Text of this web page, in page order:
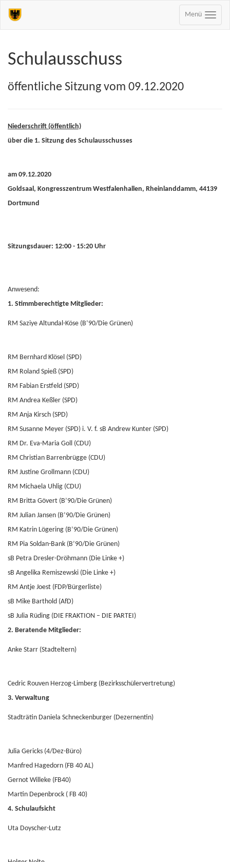
Menü
Schulausschuss
öffentliche Sitzung vom 09.12.2020
Niederschrift (öffentlich)
über die 1. Sitzung des Schulausschusses
am 09.12.2020
Goldsaal, Kongresszentrum Westfalenhallen, Rheinlanddamm, 44139
Dortmund
Sitzungsdauer: 12:00 - 15:20 Uhr
Anwesend:
1. Stimmberechtigte Mitglieder:
RM Saziye Altundal-Köse (B’90/Die Grünen)
RM Bernhard Klösel (SPD)
RM Roland Spieß (SPD)
RM Fabian Erstfeld (SPD)
RM Andrea Keßler (SPD)
RM Anja Kirsch (SPD)
RM Susanne Meyer (SPD) i. V. f. sB Andrew Kunter (SPD)
RM Dr. Eva-Maria Goll (CDU)
RM Christian Barrenbrügge (CDU)
RM Justine Grollmann (CDU)
RM Michaela Uhlig (CDU)
RM Britta Gövert (B’90/Die Grünen)
RM Julian Jansen (B’90/Die Grünen)
RM Katrin Lögering (B’90/Die Grünen)
RM Pia Soldan-Bank (B’90/Die Grünen)
sB Petra Dresler-Dröhmann (Die Linke +)
sB Angelika Remiszewski (Die Linke +)
RM Antje Joest (FDP/Bürgerliste)
sB Mike Barthold (AfD)
sB Julia Rüding (DIE FRAKTION – DIE PARTEI)
2. Beratende Mitglieder:
Anke Starr (Stadteltern)
Cedric Rouven Herzog-Limberg (Bezirksschülervertretung)
3. Verwaltung
Stadträtin Daniela Schneckenburger (Dezernentin)
Julia Gericks (4/Dez-Büro)
Manfred Hagedorn (FB 40 AL)
Gernot Willeke (FB40)
Martin Depenbrock ( FB 40)
4. Schulaufsicht
Uta Doyscher-Lutz